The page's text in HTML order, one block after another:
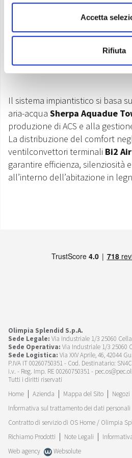
Accetta
Rifiuta
Il sistema impiantistico si basa
aria-acqua Sherpa Aquadue
produzione di ACS e alla
La distribuzione del comfort
ventilconvettori terminali Bi2
garantire efficienza, silenziosità
all’interno dell’abitazione in
Olimpia Splendid S.p.A.
Sede Legale: Via Industriale 1/3 25060
Sede Operativa: Via Industriale 1/3 25060
Sede Logistica: Via XXV Aprile, 46, 42044
P.IVA IT 00260750351 - Cod. Destinatario:
i.v. - Reg. Imp. RE 00260750351 -
Tutti i diritti riservati
Home
Azienda Mappa del Sito
Negozi
Informativa sul trattamento dei dati personali
Contratto di servizio di OS Home / Olimpia
Richiamo Prodotti
Note Legali
Web agency
Websolute